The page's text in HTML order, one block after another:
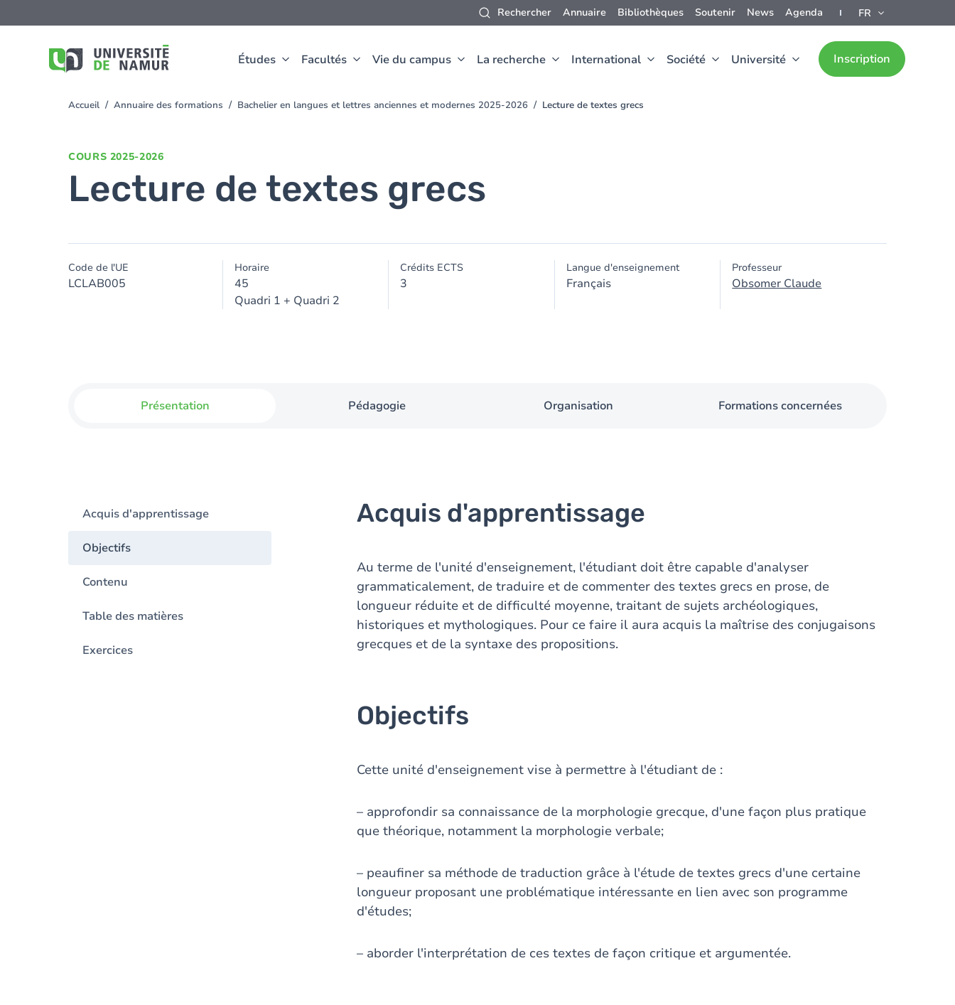
Rechercher Annuaire Bibliothèques Soutenir News Agenda FR
Études Facultés Vie du campus La recherche International Société Université Inscription
au
You
Accueil Annuaire des formations Bachelier en langues et lettres anciennes et modernes 2025-2026 Lecture de textes grecs
COURS 2025-2026
Lecture de textes grecs
Code de l'UE
LCLAB005
Horaire
45
Quadri 1 + Quadri 2
Crédits ECTS
3
Langue d'enseignement
Français
Professeur
Obsomer Claude
Présentation Pédagogie Organisation Formations concernées
Acquis d'apprentissage
Objectifs
Contenu
Table des matières
Exercices
Acquis d'apprentissage
Au terme de l'unité d'enseignement, l'étudiant doit être capable d'analyser
grammaticalement, de traduire et de commenter des textes grecs en prose, de
longueur réduite et de difficulté moyenne, traitant de sujets archéologiques,
historiques et mythologiques. Pour ce faire il aura acquis la maîtrise des conjugaisons
grecques et de la syntaxe des propositions.
Objectifs
Cette unité d'enseignement vise à permettre à l'étudiant de :
– approfondir sa connaissance de la morphologie grecque, d'une façon plus pratique
que théorique, notamment la morphologie verbale;
– peaufiner sa méthode de traduction grâce à l'étude de textes grecs d'une certaine
longueur proposant une problématique intéressante en lien avec son programme
d'études;
– aborder l'interprétation de ces textes de façon critique et argumentée.